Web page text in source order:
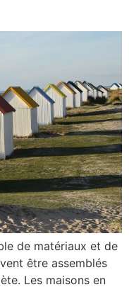
de matériaux et de
être assemblés
Les maisons en